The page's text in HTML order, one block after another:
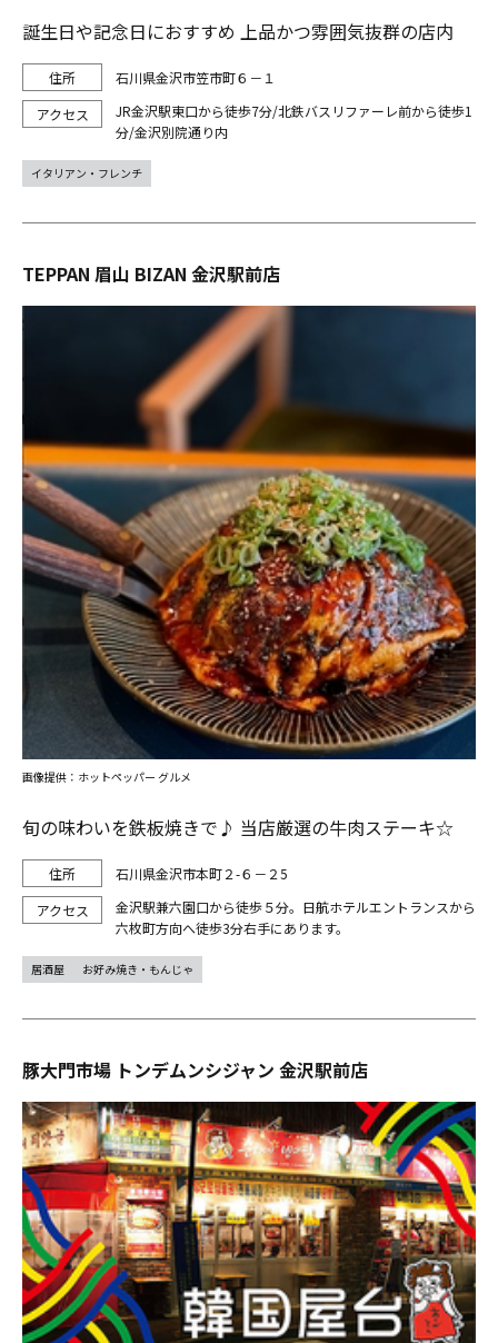
誕生日や記念日におすすめ 上品かつ雰囲気抜群の店内
石川県金沢市笠市町６－１
JR金沢駅東口から徒歩7分/北鉄バスリファーレ前から徒歩1
分/金沢別院通り内
イタリアン・フレンチ
TEPPAN 眉山 BIZAN 金沢駅前店
旬の味わいを鉄板焼きで♪ 当店厳選の牛肉ステーキ☆
石川県金沢市本町２-６－２5
金沢駅兼六園口から徒歩５分。日航ホテルエントランスから
六枚町方向へ徒歩3分右手にあります。
画像提供：ホットペッパー グルメ
居酒屋 お好み焼き・もんじゃ
豚大門市場 トンデムンシジャン 金沢駅前店